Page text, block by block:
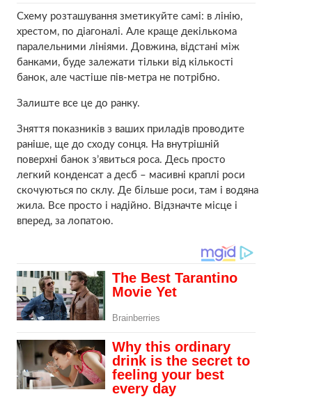
Схему розташування зметикуйте самі: в лінію,
хрестом, по діагоналі. Але краще декількома
паралельними лініями. Довжина, відстані між
банками, буде залежати тільки від кількості
банок, але частіше пів-метра не потрібно.
Залиште все це до ранку.
Зняття показників з ваших приладів проводите
раніше, ще до сходу сонця. На внутрішній
поверхні банок з’явиться роса. Десь просто
легкий конденсат а десб – масивні краплі роси
скочуються по склу. Де більше роси, там і водяна
жила. Все просто і надійно. Відзначте місце і
вперед, за лопатою.